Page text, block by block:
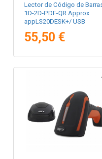
Lector de Código de
1D-2D-PDF-QR Approx
appLS20DESK+/ USB
55,50 €